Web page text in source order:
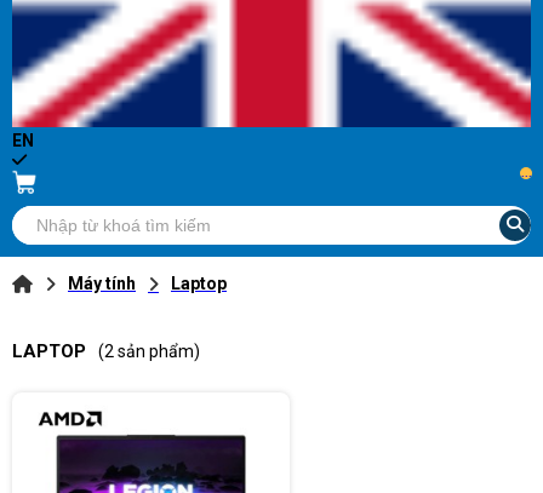
EN
...
Máy tính Laptop
LAPTOP (2 sản phẩm)